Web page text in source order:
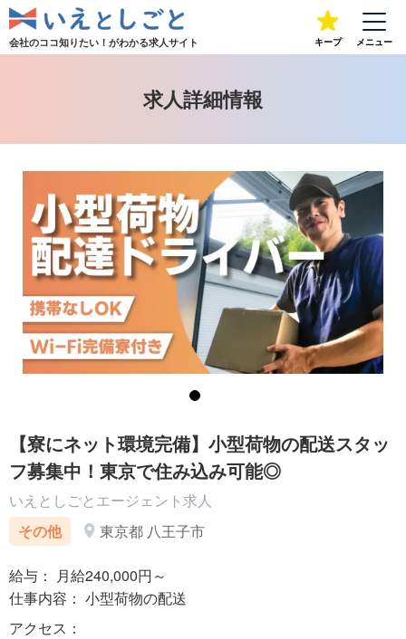
会社のココ知りたい！がわかる求人サイト キープ メニュー
求人詳細情報
その他 東京都 八王子市
【寮にネット環境完備】小型荷物の配送スタッ
フ募集中！東京で住み込み可能◎
いえとしごとエージェント求人
給与： 月給240,000円～
仕事内容： 小型荷物の配送
アクセス：